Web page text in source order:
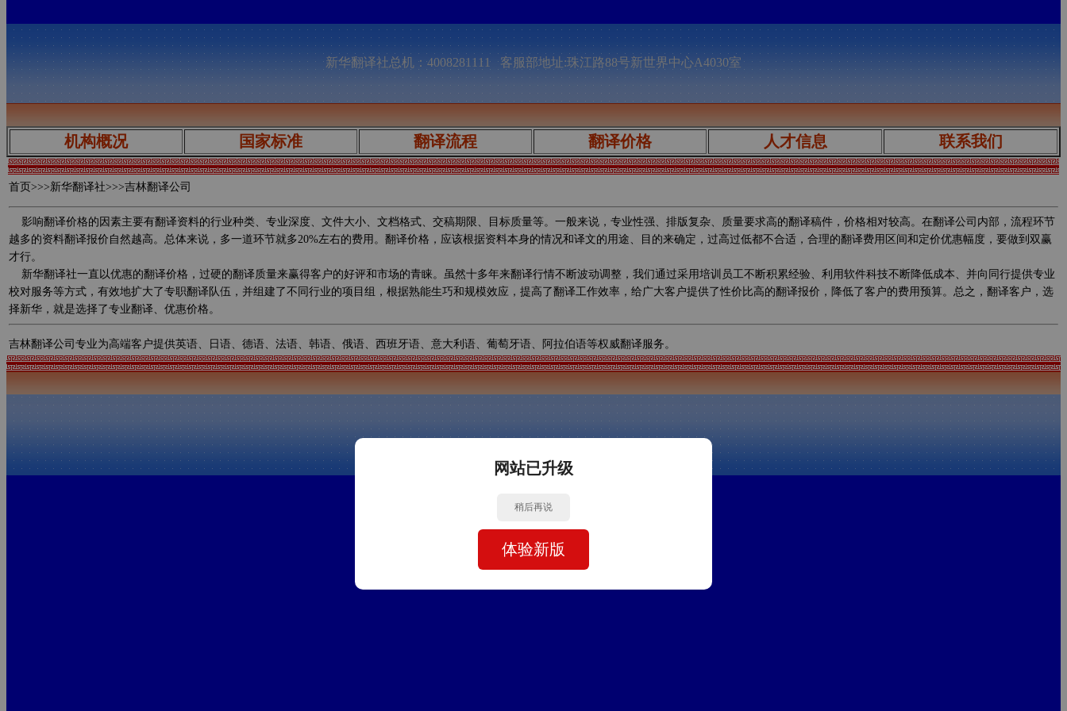
新华翻译社总机：4008281111 客服部地址:珠江路88号新世界中心A4030室
机构概况 国家标准 翻译流程 翻译价格 人才信息 联系我们
首页 >>>新华翻译社>>>吉林翻译公司
影响翻译价格的因素主要有翻译资料的行业种类、专业深度、文件大小、文档格式、交稿期限、目标质量等。一般来说，专业性强、排版复杂、质量要求高的翻译稿件，价格相对较高。在翻译公司内部，流程环节
越多的资料翻译报价自然越高。总体来说，多一道环节就多20%左右的费用。翻译价格，应该根据资料本身的情况和译文的用途、目的来确定，过高过低都不合适，合理的翻译费用区间和定价优惠幅度，要做到双赢
才行。
新华翻译社一直以优惠的翻译价格，过硬的翻译质量来赢得客户的好评和市场的青睐。虽然十多年来翻译行情不断波动调整，我们通过采用培训员工不断积累经验、利用软件科技不断降低成本、并向同行提供专业
校对服务等方式，有效地扩大了专职翻译队伍，并组建了不同行业的项目组，根据熟能生巧和规模效应，提高了翻译工作效率，给广大客户提供了性价比高的翻译报价，降低了客户的费用预算。总之，翻译客户，选
择新华，就是选择了专业翻译、优惠价格。
吉林翻译公司专业为高端客户提供英语、日语、德语、法语、韩语、俄语、西班牙语、意大利语、葡萄牙语、阿拉伯语等权威翻译服务。
网站已升级
稍后再说
体验新版